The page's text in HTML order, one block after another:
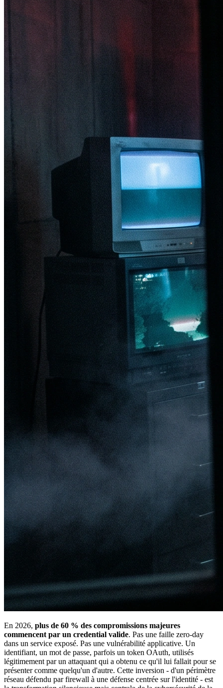
En 2026, plus de 60 % des compromissions majeures
commencent par un credential valide. Pas une faille zero-day
dans un service exposé. Pas une vulnérabilité applicative. Un
identifiant, un mot de passe, parfois un token OAuth, utilisés
légitimement par un attaquant qui a obtenu ce qu'il lui fallait pour se
présenter comme quelqu'un d'autre. Cette inversion - d'un périmètre
réseau défendu par firewall à une défense centrée sur l'identité - est